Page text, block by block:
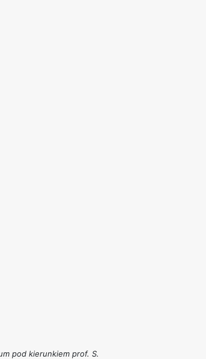
pod kierunkiem prof. S.